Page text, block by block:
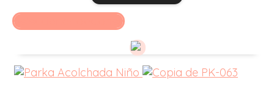
Seleccionar opciones